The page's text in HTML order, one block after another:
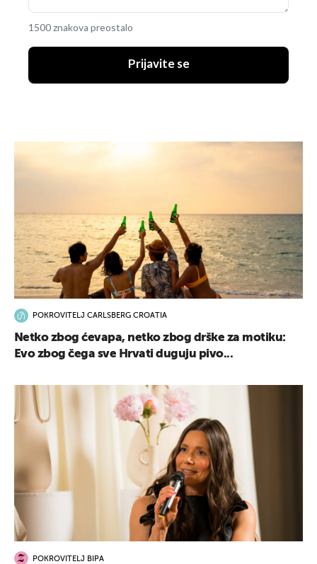
1500 znakova preostalo
Prijavite se
POKROVITELJ CARLSBERG CROATIA
Netko zbog ćevapa, netko zbog drške za motiku:
Evo zbog čega sve Hrvati duguju pivo...
POKROVITELJ BIPA